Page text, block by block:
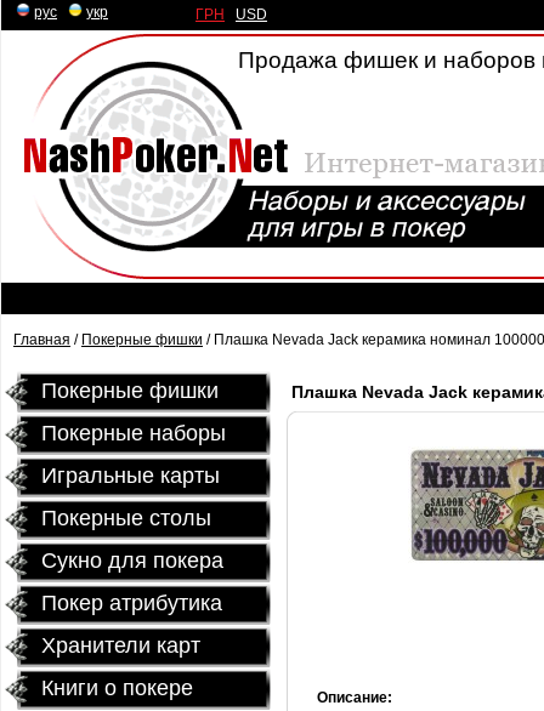
рус укр ГРН USD
Продажа фишек и наборов
Главная / Покерные фишки / Плашка Nevada Jack керамика номинал 100000
Покерные фишки
Покерные наборы
Игральные карты
Покерные столы
Сукно для покера
Покер атрибутика
Хранители карт
Книги о покере
Плашка Nevada Jack
Описание: